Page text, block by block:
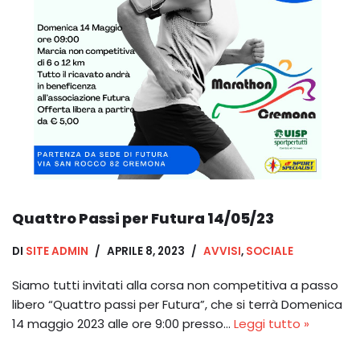
Quattro Passi per Futura 14/05/23
DI SITE ADMIN APRILE 8, 2023 AVVISI, SOCIALE
Siamo tutti invitati alla corsa non competitiva a passo
libero “Quattro passi per Futura”, che si terrà Domenica
14 maggio 2023 alle ore 9:00 presso… Leggi tutto »